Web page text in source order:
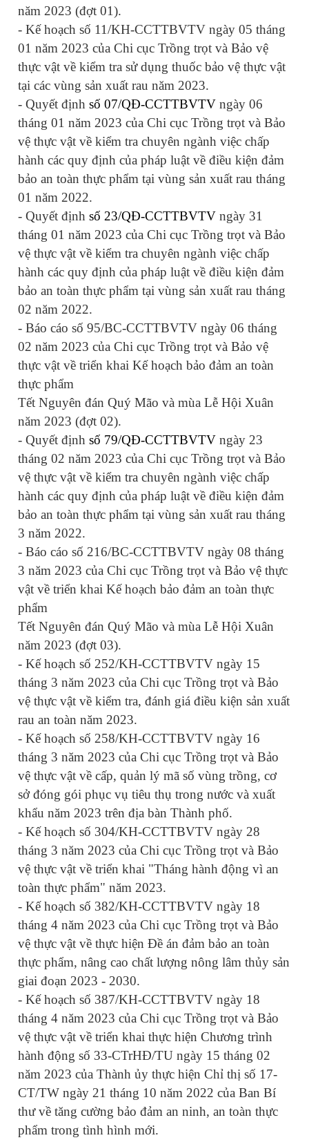
năm 2023 (đợt 01).
- Kế hoạch số 11/KH-CCTTBVTV ngày 05 tháng
01 năm 2023 của Chi cục Trồng trọt và Bảo vệ
thực vật về kiểm tra sử dụng thuốc bảo vệ thực vật
tại các vùng sản xuất rau năm 2023.
- Quyết định số 07/QĐ-CCTTBVTV ngày 06
tháng 01 năm 2023 của Chi cục Trồng trọt và Bảo
vệ thực vật về kiểm tra chuyên ngành việc chấp
hành các quy định của pháp luật về điều kiện đảm
bảo an toàn thực phẩm tại vùng sản xuất rau tháng
01 năm 2022.
- Quyết định số 23/QĐ-CCTTBVTV ngày 31
tháng 01 năm 2023 của Chi cục Trồng trọt và Bảo
vệ thực vật về kiểm tra chuyên ngành việc chấp
hành các quy định của pháp luật về điều kiện đảm
bảo an toàn thực phẩm tại vùng sản xuất rau tháng
02 năm 2022.
- Báo cáo số 95/BC-CCTTBVTV ngày 06 tháng
02 năm 2023 của Chi cục Trồng trọt và Bảo vệ
thực vật về triển khai Kế hoạch bảo đảm an toàn
thực phẩm
Tết Nguyên đán Quý Mão và mùa Lễ Hội Xuân
năm 2023 (đợt 02).
- Quyết định số 79/QĐ-CCTTBVTV ngày 23
tháng 02 năm 2023 của Chi cục Trồng trọt và Bảo
vệ thực vật về kiểm tra chuyên ngành việc chấp
hành các quy định của pháp luật về điều kiện đảm
bảo an toàn thực phẩm tại vùng sản xuất rau tháng
3 năm 2022.
- Báo cáo số 216/BC-CCTTBVTV ngày 08 tháng
3 năm 2023 của Chi cục Trồng trọt và Bảo vệ thực
vật về triển khai Kế hoạch bảo đảm an toàn thực
phẩm
Tết Nguyên đán Quý Mão và mùa Lễ Hội Xuân
năm 2023 (đợt 03).
- Kế hoạch số 252/KH-CCTTBVTV ngày 15
tháng 3 năm 2023 của Chi cục Trồng trọt và Bảo
vệ thực vật về kiểm tra, đánh giá điều kiện sản xuất
rau an toàn năm 2023.
- Kế hoạch số 258/KH-CCTTBVTV ngày 16
tháng 3 năm 2023 của Chi cục Trồng trọt và Bảo
vệ thực vật về cấp, quản lý mã số vùng trồng, cơ
sở đóng gói phục vụ tiêu thụ trong nước và xuất
khẩu năm 2023 trên địa bàn Thành phố.
- Kế hoạch số 304/KH-CCTTBVTV ngày 28
tháng 3 năm 2023 của Chi cục Trồng trọt và Bảo
vệ thực vật về triển khai "Tháng hành động vì an
toàn thực phẩm" năm 2023.
- Kế hoạch số 382/KH-CCTTBVTV ngày 18
tháng 4 năm 2023 của Chi cục Trồng trọt và Bảo
vệ thực vật về thực hiện Đề án đảm bảo an toàn
thực phẩm, nâng cao chất lượng nông lâm thủy sản
giai đoạn 2023 - 2030.
- Kế hoạch số 387/KH-CCTTBVTV ngày 18
tháng 4 năm 2023 của Chi cục Trồng trọt và Bảo
vệ thực vật về triển khai thực hiện Chương trình
hành động số 33-CTrHĐ/TU ngày 15 tháng 02
năm 2023 của Thành ủy thực hiện Chỉ thị số 17-
CT/TW ngày 21 tháng 10 năm 2022 của Ban Bí
thư về tăng cường bảo đảm an ninh, an toàn thực
phẩm trong tình hình mới.